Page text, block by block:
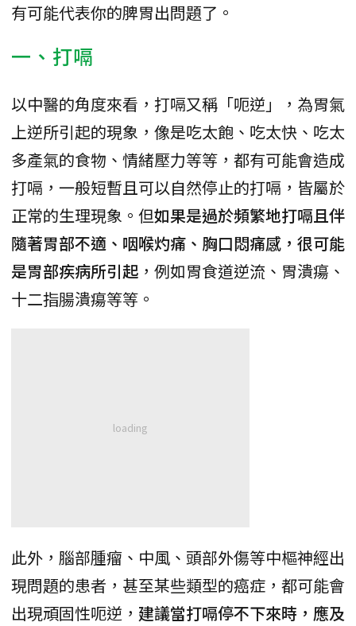
有可能代表你的脾胃出問題了。
一、打嗝
以中醫的角度來看，打嗝又稱「呃逆」，為胃氣
上逆所引起的現象，像是吃太飽、吃太快、吃太
多產氣的食物、情緒壓力等等，都有可能會造成
打嗝，一般短暫且可以自然停止的打嗝，皆屬於
正常的生理現象。但如果是過於頻繁地打嗝且伴
隨著胃部不適、咽喉灼痛、胸口悶痛感，很可能
是胃部疾病所引起 ，例如胃食道逆流、胃潰瘍、
十二指腸潰瘍等等。
此外，腦部腫瘤、中風、頭部外傷等中樞神經出
現問題的患者，甚至某些類型的癌症，都可能會
出現頑固性呃逆， 建議當打嗝停不下來時，應及